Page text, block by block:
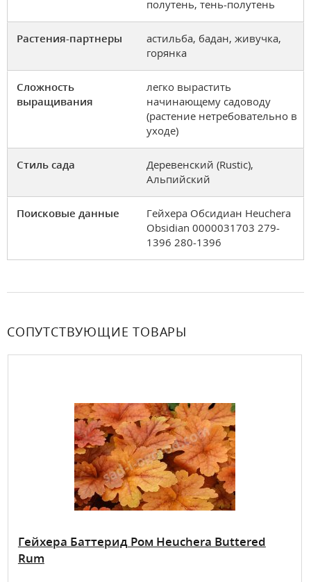
полутень, тень-полутень
Растения-партнеры
астильба, бадан, живучка,
горянка
Сложность
выращивания
легко вырастить
начинающему садоводу
(растение нетребовательно в
уходе)
Стиль сада
Деревенский (Rustic),
Альпийский
Поисковые данные
Гейхера Обсидиан Heuchera
Obsidian 0000031703 279-
1396 280-1396
СОПУТСТВУЮЩИЕ ТОВАРЫ
Гейхера Баттерид Ром Heuchera Buttered
Rum